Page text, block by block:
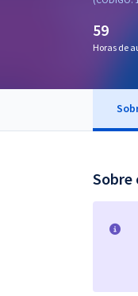
OAB
59
Horas de
Sobre